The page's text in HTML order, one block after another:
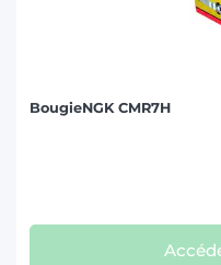
BougieNGK CMR7H